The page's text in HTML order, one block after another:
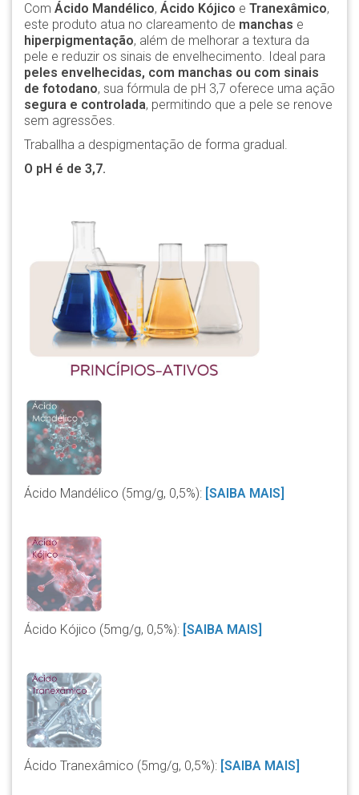
Com Ácido Mandélico, Ácido Kójico e Tranexâmico,
este produto atua no clareamento de manchas e
hiperpigmentação, além de melhorar a textura da
pele e reduzir os sinais de envelhecimento. Ideal para
peles envelhecidas, com manchas ou com sinais
de fotodano, sua fórmula de pH 3,7 oferece uma ação
segura e controlada, permitindo que a pele se renove
sem agressões.
Traballha a despigmentação de forma gradual.
O pH é de 3,7.
Ácido Mandélico (5mg/g, 0,5%): [SAIBA MAIS]
Ácido Kójico (5mg/g, 0,5%): [SAIBA MAIS]
Ácido Tranexâmico (5mg/g, 0,5%): [SAIBA MAIS]